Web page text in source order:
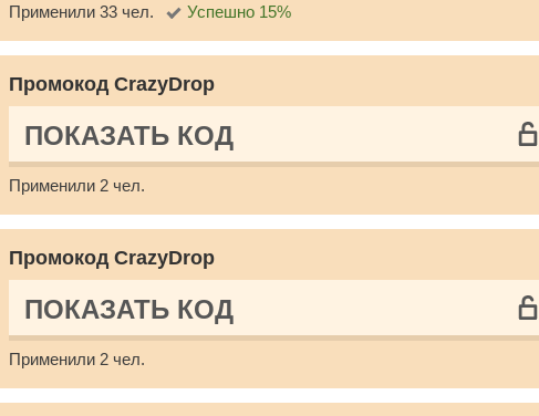
Применили 33 чел. Успешно 15%
Промокод CrazyDrop
ПОКАЗАТЬ КОД
Применили 2 чел.
Промокод CrazyDrop
ПОКАЗАТЬ КОД
Применили 2 чел.